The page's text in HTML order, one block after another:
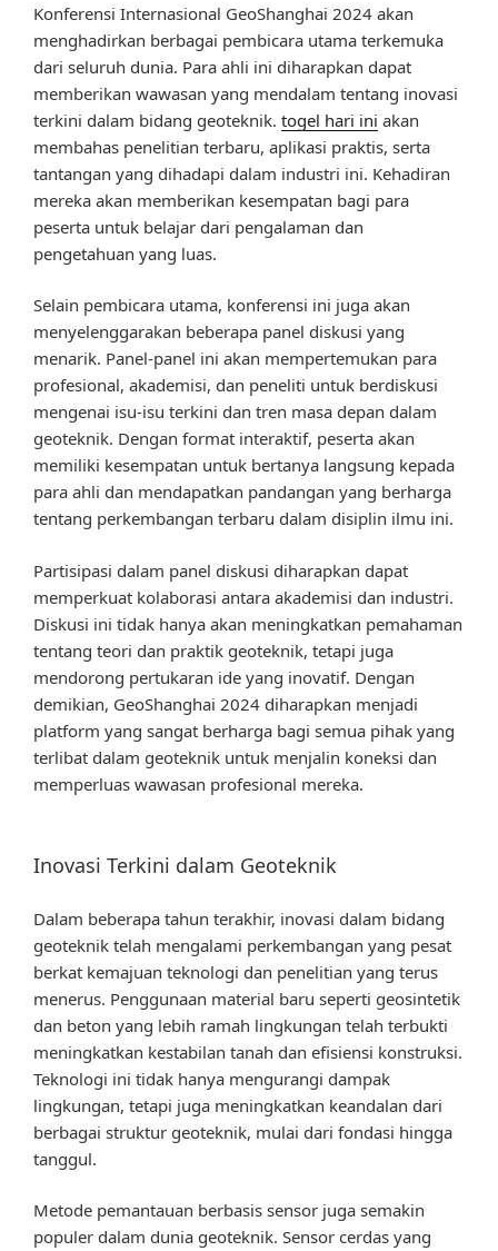
Konferensi Internasional GeoShanghai 2024 akan
menghadirkan berbagai pembicara utama terkemuka
dari seluruh dunia. Para ahli ini diharapkan dapat
memberikan wawasan yang mendalam tentang inovasi
terkini dalam bidang geoteknik. togel hari ini akan
membahas penelitian terbaru, aplikasi praktis, serta
tantangan yang dihadapi dalam industri ini. Kehadiran
mereka akan memberikan kesempatan bagi para
peserta untuk belajar dari pengalaman dan
pengetahuan yang luas.
Selain pembicara utama, konferensi ini juga akan
menyelenggarakan beberapa panel diskusi yang
menarik. Panel-panel ini akan mempertemukan para
profesional, akademisi, dan peneliti untuk berdiskusi
mengenai isu-isu terkini dan tren masa depan dalam
geoteknik. Dengan format interaktif, peserta akan
memiliki kesempatan untuk bertanya langsung kepada
para ahli dan mendapatkan pandangan yang berharga
tentang perkembangan terbaru dalam disiplin ilmu ini.
Partisipasi dalam panel diskusi diharapkan dapat
memperkuat kolaborasi antara akademisi dan industri.
Diskusi ini tidak hanya akan meningkatkan pemahaman
tentang teori dan praktik geoteknik, tetapi juga
mendorong pertukaran ide yang inovatif. Dengan
demikian, GeoShanghai 2024 diharapkan menjadi
platform yang sangat berharga bagi semua pihak yang
terlibat dalam geoteknik untuk menjalin koneksi dan
memperluas wawasan profesional mereka.
Inovasi Terkini dalam Geoteknik
Dalam beberapa tahun terakhir, inovasi dalam bidang
geoteknik telah mengalami perkembangan yang pesat
berkat kemajuan teknologi dan penelitian yang terus
menerus. Penggunaan material baru seperti geosintetik
dan beton yang lebih ramah lingkungan telah terbukti
meningkatkan kestabilan tanah dan efisiensi konstruksi.
Teknologi ini tidak hanya mengurangi dampak
lingkungan, tetapi juga meningkatkan keandalan dari
berbagai struktur geoteknik, mulai dari fondasi hingga
tanggul.
Metode pemantauan berbasis sensor juga semakin
populer dalam dunia geoteknik. Sensor cerdas yang